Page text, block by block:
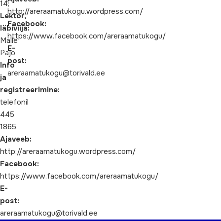
14;
Lektor,
läbiviija:
Malle
Pajo
Info
ja
registreerimine:
telefonil
445
1865
Ajaveeb:
http://areraamatukogu.wordpress.com/
Facebook:
https://www.facebook.com/areraamatukogu/
E-
post:
areraamatukogu@torivald.ee
http://areraamatukogu.wordpress.com/
Facebook:
https://www.facebook.com/areraamatukogu/
E-
post:
areraamatukogu@torivald.ee